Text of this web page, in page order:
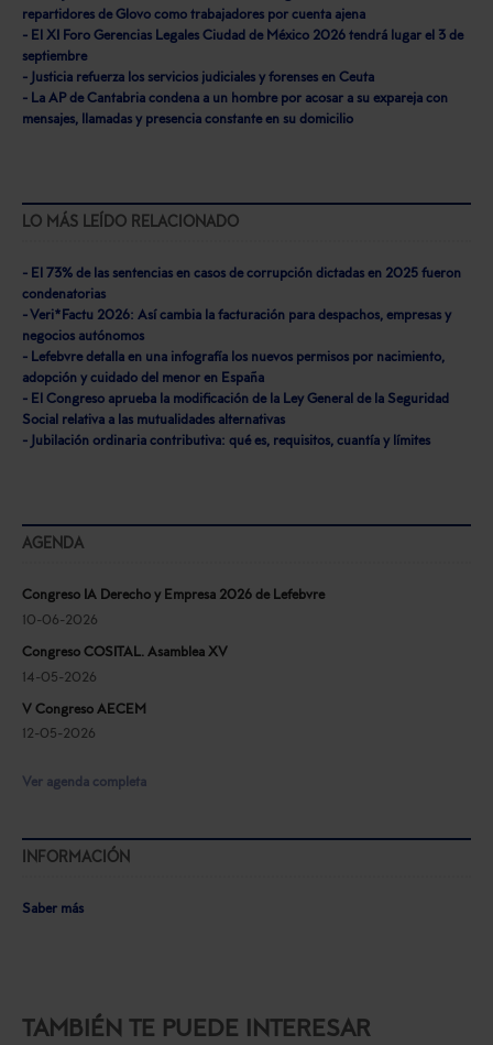
repartidores de Glovo como trabajadores por cuenta ajena
- El XI Foro Gerencias Legales Ciudad de México 2026 tendrá lugar el 3 de
septiembre
- Justicia refuerza los servicios judiciales y forenses en Ceuta
- La AP de Cantabria condena a un hombre por acosar a su expareja con
mensajes, llamadas y presencia constante en su domicilio
LO MÁS LEÍDO RELACIONADO
- El 73% de las sentencias en casos de corrupción dictadas en 2025 fueron
condenatorias
- Veri*Factu 2026: Así cambia la facturación para despachos, empresas y
negocios autónomos
- Lefebvre detalla en una infografía los nuevos permisos por nacimiento,
adopción y cuidado del menor en España
- El Congreso aprueba la modificación de la Ley General de la Seguridad
Social relativa a las mutualidades alternativas
- Jubilación ordinaria contributiva: qué es, requisitos, cuantía y límites
AGENDA
Congreso IA Derecho y Empresa 2026 de Lefebvre
10-06-2026
Congreso COSITAL. Asamblea XV
14-05-2026
V Congreso AECEM
12-05-2026
Ver agenda completa
INFORMACIÓN
Saber más
TAMBIÉN TE PUEDE INTERESAR